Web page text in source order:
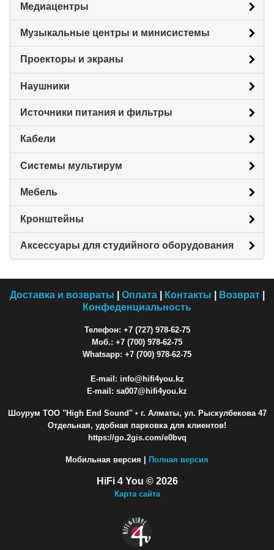
Медиацентры
Музыкальные центры и минисистемы
Проекторы и экраны
Наушники
Источники питания и фильтры
Кабели
Системы мультирум
Мебель
Кронштейны
Аксессуары для студийного оборудования
Доставка и возвраты Оплата| Контакты Возврат|
Конфеденциальность
Телефон: +7 (727) 978-62-75
Моб.: +7 (700) 978-62-75
Whatsapp: +7 (700) 978-62-75
E-mail: info@hifi4you.kz
E-mail: sa007@hifi4you.kz
Шоурум ТОО "High End Sound"• г. Алматы, ул. Рыскулбекова 47
Отдельная, удобная парковка для клиентов!
https://go.2gis.com/e0bvq
Мобильная версия | Полная версия
HiFi 4 You © 2026
Карта сайта